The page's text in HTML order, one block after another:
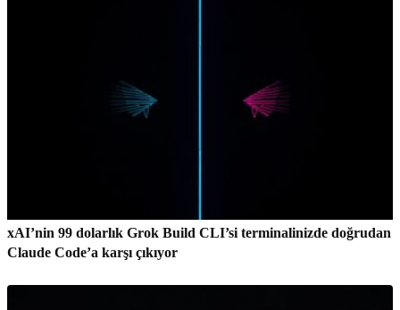
xAI’nin 99 dolarlık Grok Build CLI’si terminalinizde doğrudan
Claude Code’a karşı çıkıyor